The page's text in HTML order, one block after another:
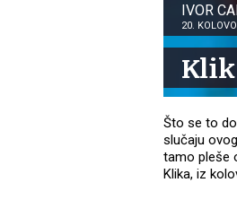
IVOR
20.
Što se to
slučaju
tamo pleše
Klika, iz